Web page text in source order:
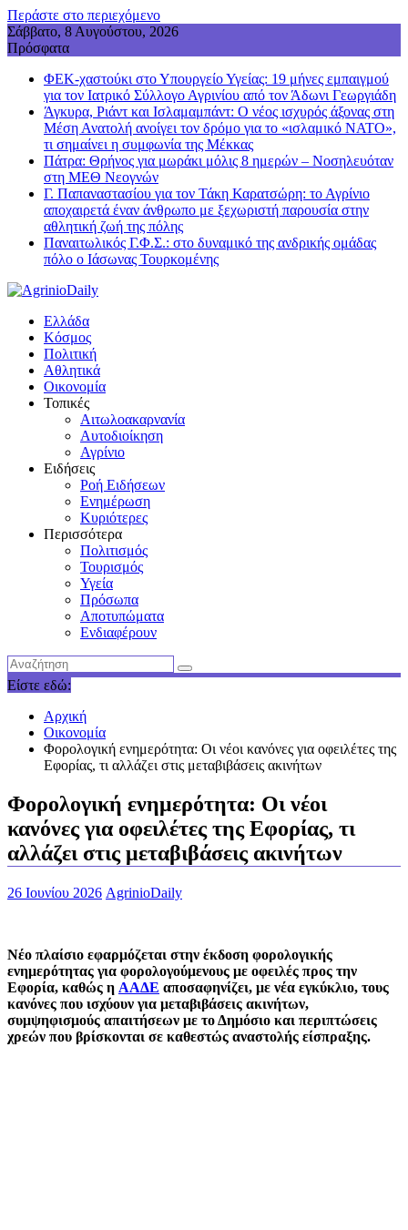
Περάστε στο περιεχόμενο
Σάββατο, 8 Αυγούστου, 2026
Πρόσφατα
ΦΕΚ-χαστούκι στο Υπουργείο Υγείας: 19 μήνες εμπαιγμού
για τον Ιατρικό Σύλλογο Αγρινίου από τον Άδωνι Γεωργιάδη
Άγκυρα, Ριάντ και Ισλαμαμπάντ: Ο νέος ισχυρός άξονας στη
Μέση Ανατολή ανοίγει τον δρόμο για το «ισλαμικό ΝΑΤΟ»,
τι σημαίνει η συμφωνία της Μέκκας
Πάτρα: Θρήνος για μωράκι μόλις 8 ημερών – Νοσηλευόταν
στη ΜΕΘ Νεογνών
Γ. Παπαναστασίου για τον Τάκη Καρατσώρη: το Αγρίνιο
αποχαιρετά έναν άνθρωπο με ξεχωριστή παρουσία στην
αθλητική ζωή της πόλης
Παναιτωλικός Γ.Φ.Σ.: στο δυναμικό της ανδρικής ομάδας
πόλο ο Ιάσωνας Τουρκομένης
Ελλάδα
Κόσμος
Πολιτική
Αθλητικά
Οικονομία
Τοπικές
Αιτωλοακαρνανία
Αυτοδιοίκηση
Αγρίνιο
Ειδήσεις
Ροή Ειδήσεων
Ενημέρωση
Κυριότερες
Περισσότερα
Πολιτισμός
Τουρισμός
Υγεία
Πρόσωπα
Αποτυπώματα
Ενδιαφέρουν
Είστε εδώ:
Αρχική
Οικονομία
Φορολογική ενημερότητα: Οι νέοι κανόνες για οφειλέτες της
Εφορίας, τι αλλάζει στις μεταβιβάσεις ακινήτων
Φορολογική ενημερότητα: Οι νέοι
κανόνες για οφειλέτες της Εφορίας, τι
αλλάζει στις μεταβιβάσεις ακινήτων
26 Ιουνίου 2026 AgrinioDaily
Νέο πλαίσιο εφαρμόζεται στην έκδοση φορολογικής
ενημερότητας για φορολογούμενους με οφειλές προς την
Εφορία, καθώς η ΑΑΔΕ αποσαφηνίζει, με νέα εγκύκλιο, τους
κανόνες που ισχύουν για μεταβιβάσεις ακινήτων,
συμψηφισμούς απαιτήσεων με το Δημόσιο και περιπτώσεις
χρεών που βρίσκονται σε καθεστώς αναστολής είσπραξης.